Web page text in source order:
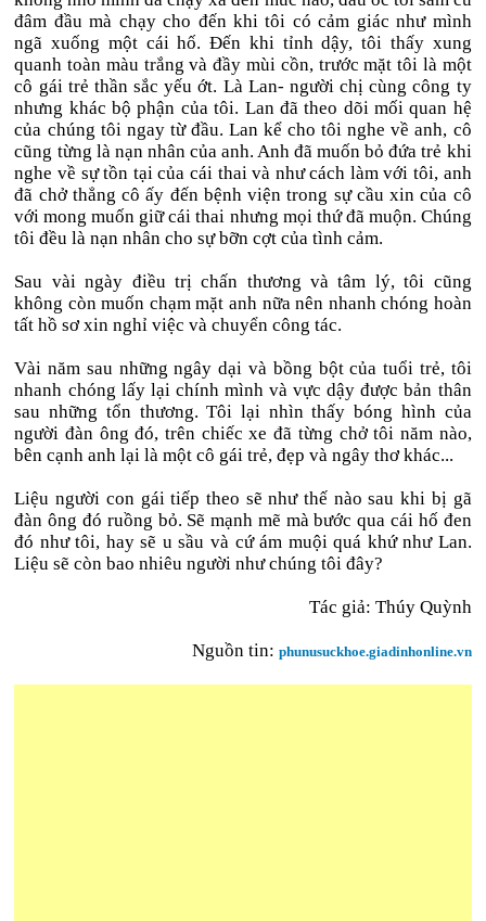
đâm đầu mà chạy cho đến khi tôi có cảm giác như mình
ngã xuống một cái hố. Đến khi tỉnh dậy, tôi thấy xung
quanh toàn màu trắng và đầy mùi cồn, trước mặt tôi là một
cô gái trẻ thần sắc yếu ớt. Là Lan- người chị cùng công ty
nhưng khác bộ phận của tôi. Lan đã theo dõi mối quan hệ
của chúng tôi ngay từ đầu. Lan kể cho tôi nghe về anh, cô
cũng từng là nạn nhân của anh. Anh đã muốn bỏ đứa trẻ khi
nghe về sự tồn tại của cái thai và như cách làm với tôi, anh
đã chở thẳng cô ấy đến bệnh viện trong sự cầu xin của cô
với mong muốn giữ cái thai nhưng mọi thứ đã muộn. Chúng
tôi đều là nạn nhân cho sự bỡn cợt của tình cảm.
Sau vài ngày điều trị chấn thương và tâm lý, tôi cũng
không còn muốn chạm mặt anh nữa nên nhanh chóng hoàn
tất hồ sơ xin nghỉ việc và chuyển công tác.
Vài năm sau những ngây dại và bồng bột của tuổi trẻ, tôi
nhanh chóng lấy lại chính mình và vực dậy được bản thân
sau những tổn thương. Tôi lại nhìn thấy bóng hình của
người đàn ông đó, trên chiếc xe đã từng chở tôi năm nào,
bên cạnh anh lại là một cô gái trẻ, đẹp và ngây thơ khác...
Liệu người con gái tiếp theo sẽ như thế nào sau khi bị gã
đàn ông đó ruồng bỏ. Sẽ mạnh mẽ mà bước qua cái hố đen
đó như tôi, hay sẽ u sầu và cứ ám muội quá khứ như Lan.
Liệu sẽ còn bao nhiêu người như chúng tôi đây?
Tác giả: Thúy Quỳnh
Nguồn tin: phunusuckhoe.giadinhonline.vn